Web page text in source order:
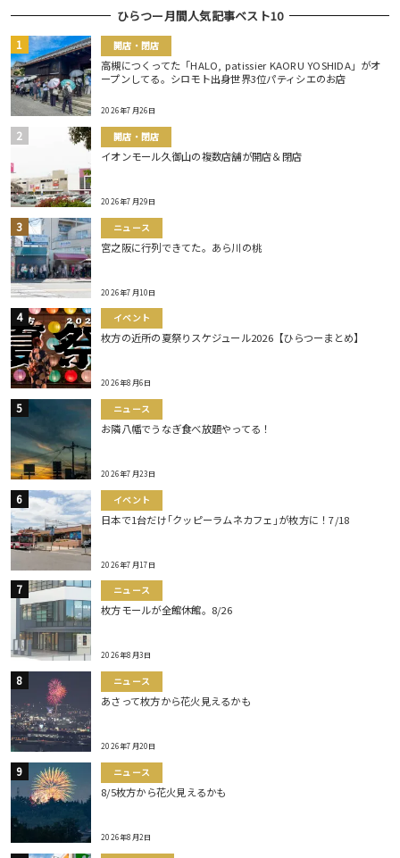
ひらつー月間人気記事ベスト10
開店・閉店
高槻につくってた「HALO, patissier KAORU YOSHIDA」がオ
ープンしてる。シロモト出身世界3位パティシエのお店
2026年7月26日
開店・閉店
イオンモール久御山の複数店舗が開店＆閉店
2026年7月29日
ニュース
宮之阪に行列できてた。あら川の桃
2026年7月10日
イベント
枚方の近所の夏祭りスケジュール2026【ひらつーまとめ】
2026年8月6日
ニュース
お隣八幡でうなぎ食べ放題やってる！
2026年7月23日
イベント
日本で1台だけ｢クッピーラムネカフェ｣が枚方に！7/18
2026年7月17日
ニュース
枚方モールが全館休館。8/26
2026年8月3日
ニュース
あさって枚方から花火見えるかも
2026年7月20日
ニュース
8/5枚方から花火見えるかも
2026年8月2日